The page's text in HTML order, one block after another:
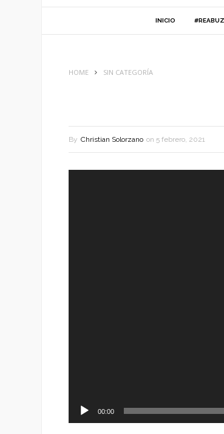
INICIO
HOME SIN CATEGORÍA
By Christian Solorzano on 5 febrero, 2021
00:00